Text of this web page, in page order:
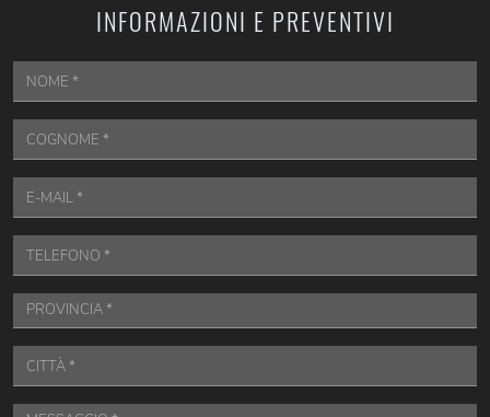
INFORMAZIONI E PREVENTIVI